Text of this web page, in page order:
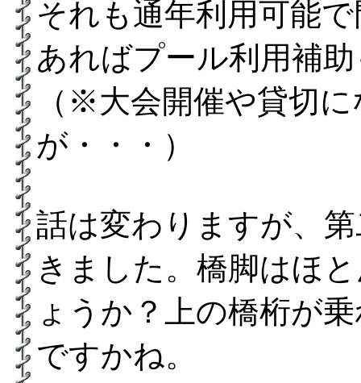
それも通年利用可能
あればプール利用補
（※大会開催や貸切
が・・・）
話は変わりますが、
きました。橋脚はほ
ょうか？上の橋桁が
ですかね。